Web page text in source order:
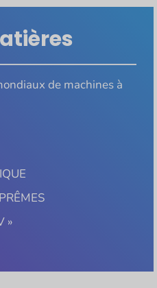
de machines à
»